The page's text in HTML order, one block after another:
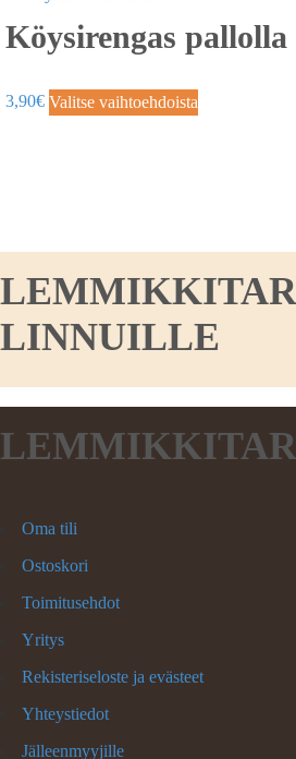
Köysirengas pallolla
3,90€ Valitse vaihtoehdoista
LINNUILLE
Oma tili
Ostoskori
Toimitusehdot
Yritys
Rekisteriseloste ja evästeet
Yhteystiedot
Jälleenmyyjille